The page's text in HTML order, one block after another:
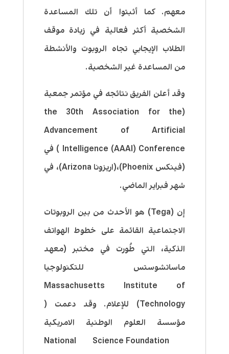
معهم. كما أثبتوا أن تلك المساعدة
الشخصية أكثر فعالية في زيادة موقف
الطلاب الإيجابي تجاه الروبوت والأنشطة
من المساعدة غير الشخصية.
وقد أعلن الفريق نتائجه في مؤتمر جمعية
(the 30th Association for the
Advancement of Artificial
Intelligence (AAAI) Conference ) في
(فينكس Phoenix)،(اريزونا Arizona)، في
شهر فبراير الماضي.
إن (Tega) هو الأحدث من بين الروبوتات
الاجتماعية القائمة على خطوط الهواتف
الذكية، التي طُورت في مختبر (معهد
ماساتشوستس للتكنولوجيا
Massachusetts Institute of
Technology) للإعلام. وقد دعمت (
مؤسسة العلوم الوطنية الامريكية
National Science Foundation